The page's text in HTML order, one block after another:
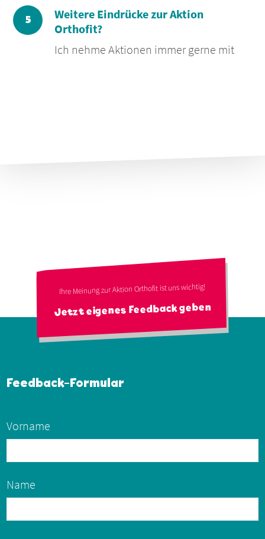
Weitere Eindrücke zur Aktion
Orthofit?
Ich nehme Aktionen immer gerne mit
Ihre Meinung zur Aktion Orthofit ist uns wichtig!
Jetzt eigenes Feedback geben
Feedback-Formular
Vorname
Name